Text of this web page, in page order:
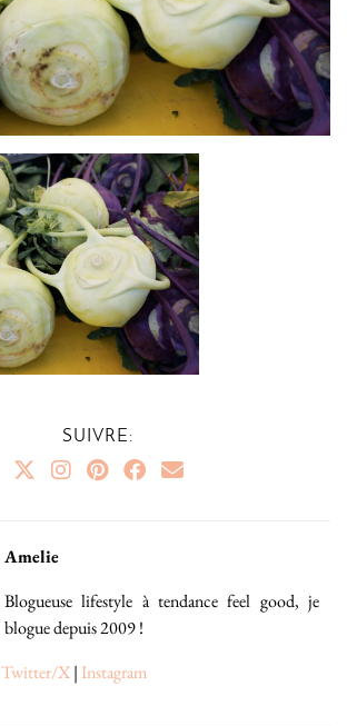
SUIVRE:
Amelie
Blogueuse lifestyle à tendance feel good, je
blogue depuis 2009 !
Twitter/X| Instagram